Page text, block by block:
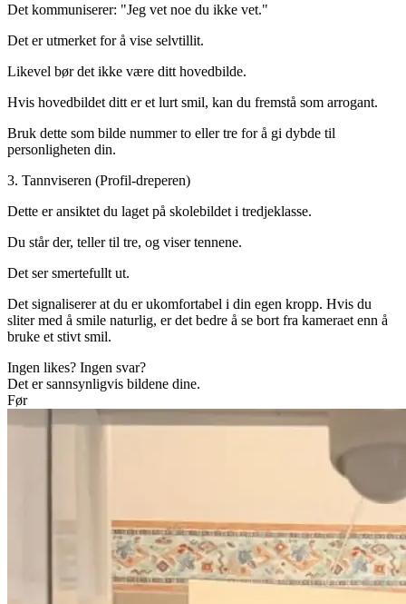
Det kommuniserer: "Jeg vet noe du ikke vet."
Det er utmerket for å vise selvtillit.
Likevel bør det ikke være ditt hovedbilde.
Hvis hovedbildet ditt er et lurt smil, kan du fremstå som arrogant.
Bruk dette som bilde nummer to eller tre for å gi dybde til
personligheten din.
3. Tannviseren (Profil-dreperen)
Dette er ansiktet du laget på skolebildet i tredjeklasse.
Du står der, teller til tre, og viser tennene.
Det ser smertefullt ut.
Det signaliserer at du er ukomfortabel i din egen kropp. Hvis du
sliter med å smile naturlig, er det bedre å se bort fra kameraet enn å
bruke et stivt smil.
Ingen likes? Ingen svar?
Det er sannsynligvis bildene dine.
Før